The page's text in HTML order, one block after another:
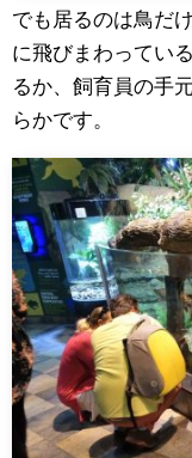
でも居るのは鳥だ
に飛びまわってい
るか、飼育員の手
らかです。